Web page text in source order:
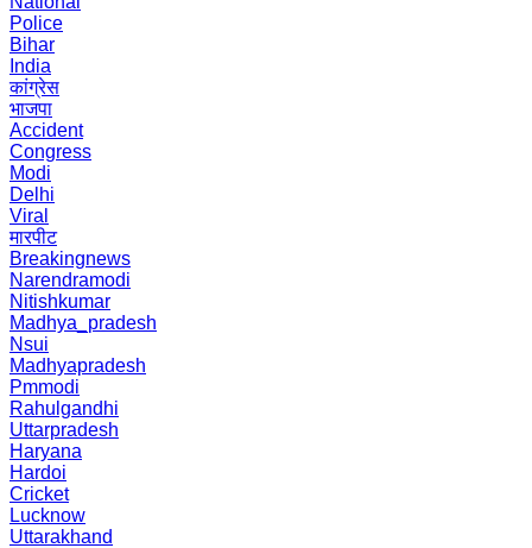
Police
Bihar
India
कांग्रेस
भाजपा
Accident
Congress
Modi
Delhi
Viral
मारपीट
Breakingnews
Narendramodi
Nitishkumar
Madhya_pradesh
Nsui
Madhyapradesh
Pmmodi
Rahulgandhi
Uttarpradesh
Haryana
Hardoi
Cricket
Lucknow
Uttarakhand